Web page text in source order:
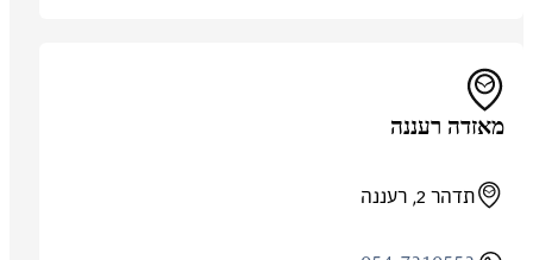
מאזדה רעננה
תדהר 2, רעננה